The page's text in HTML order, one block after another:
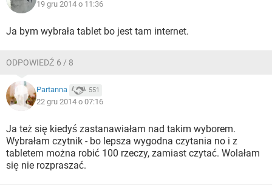
19 gru 2014 o 11:36
Ja bym wybrała tablet bo jest tam internet.
ODPOWIEDŹ 6 / 8
Partanna 551
22 gru 2014 o 07:16
Ja też się kiedyś zastanawiałam nad takim wyborem.
Wybrałam czytnik - bo lepsza wygodna czytania no i z
tabletem można robić 100 rzeczy, zamiast czytać. Wolałam
się nie rozpraszać.